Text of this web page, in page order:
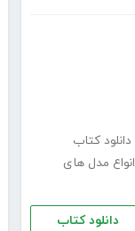
دانلود کتاب
انواع مدل های
دانلود کتاب